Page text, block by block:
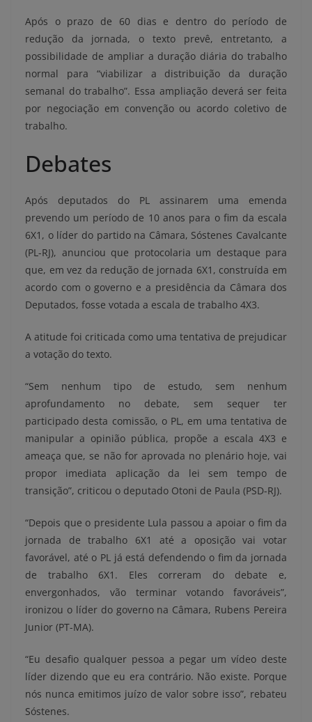
Após o prazo de 60 dias e dentro do período de
redução da jornada, o texto prevê, entretanto, a
possibilidade de ampliar a duração diária do trabalho
normal para “viabilizar a distribuição da duração
semanal do trabalho”. Essa ampliação deverá ser feita
por negociação em convenção ou acordo coletivo de
trabalho.
Debates
Após deputados do PL assinarem uma emenda
prevendo um período de 10 anos para o fim da escala
6X1, o líder do partido na Câmara, Sóstenes Cavalcante
(PL-RJ), anunciou que protocolaria um destaque para
que, em vez da redução de jornada 6X1, construída em
acordo com o governo e a presidência da Câmara dos
Deputados, fosse votada a escala de trabalho 4X3.
A atitude foi criticada como uma tentativa de prejudicar
a votação do texto.
“Sem nenhum tipo de estudo, sem nenhum
aprofundamento no debate, sem sequer ter
participado desta comissão, o PL, em uma tentativa de
manipular a opinião pública, propõe a escala 4X3 e
ameaça que, se não for aprovada no plenário hoje, vai
propor imediata aplicação da lei sem tempo de
transição”, criticou o deputado Otoni de Paula (PSD-RJ).
“Depois que o presidente Lula passou a apoiar o fim da
jornada de trabalho 6X1 até a oposição vai votar
favorável, até o PL já está defendendo o fim da jornada
de trabalho 6X1. Eles correram do debate e,
envergonhados, vão terminar votando favoráveis”,
ironizou o líder do governo na Câmara, Rubens Pereira
Junior (PT-MA).
“Eu desafio qualquer pessoa a pegar um vídeo deste
líder dizendo que eu era contrário. Não existe. Porque
nós nunca emitimos juízo de valor sobre isso”, rebateu
Sóstenes.